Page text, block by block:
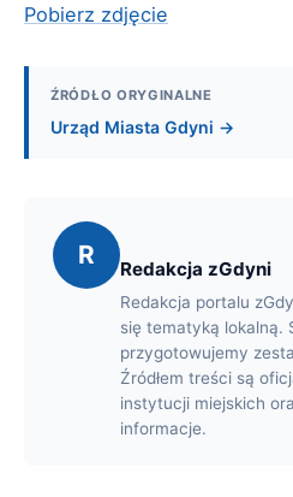
Pobierz zdjęcie
ŹRÓDŁO ORYGINALNE
Urząd Miasta Gdyni →
R Redakcja zGdyni
Redakcja portalu
się tematyką lokalną.
przygotowujemy
Źródłem treści są
instytucji miejskich
informacje.